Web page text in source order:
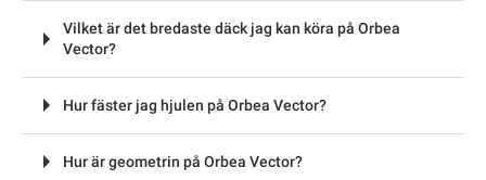
Vilket är det bredaste däck jag kan köra på Orbea
Vector?
Hur fäster jag hjulen på Orbea Vector?
Hur är geometrin på Orbea Vector?